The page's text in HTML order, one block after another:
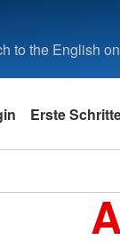
to the English
Erste